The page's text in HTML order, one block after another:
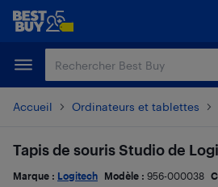
Passer
principal
Passer
Accueil Ordinateurs et tablettes
Tapis de souris Studio de
Marque : Logitech Modèle : 956-000038